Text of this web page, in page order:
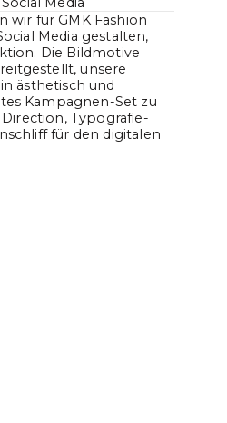
wir für GMK Fashion
Media gestalten,
Die Bildmotive
unsere
ästhetisch und
Kampagnen-Set zu
Typografie-
für den digitalen